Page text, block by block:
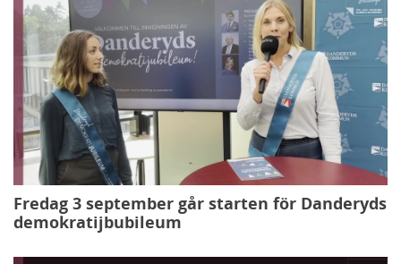
Fredag 3 september går starten för Danderyds
demokratijbubileum